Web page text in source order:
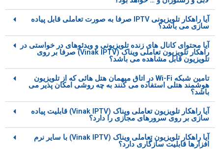
آیا راهکار تلویزیونی IPTV صرفا به صورت تعاملی قابل پیاده
سازی می باشد؟
آیا محتوای کانال های زنده تلویزیونی و ویدئوهای در خواستی در
راهکار تلویزیون تعاملی ویناک (Vinak IPTV) صرفا بر روی
تلویزیون قابل مشاهده می باشد؟
تامین شبکه Wi-Fi در اتاق میهمان هتل هائی که از تلویزیون
هوشمند هتلی استفاده می کنند به چه روشی امکان پذیر می
باشد؟
آیا راهکار تلویزیون تعاملی ویناک (Vinak IPTV) قابلیت پیاده
سازی بر روی سرورهای مجازی را دارد؟
آیا راهکار تلویزیون تعاملی ویناک (Vinak IPTV) با سایر نرم
افزارها قابلیت سازگاری دارد؟